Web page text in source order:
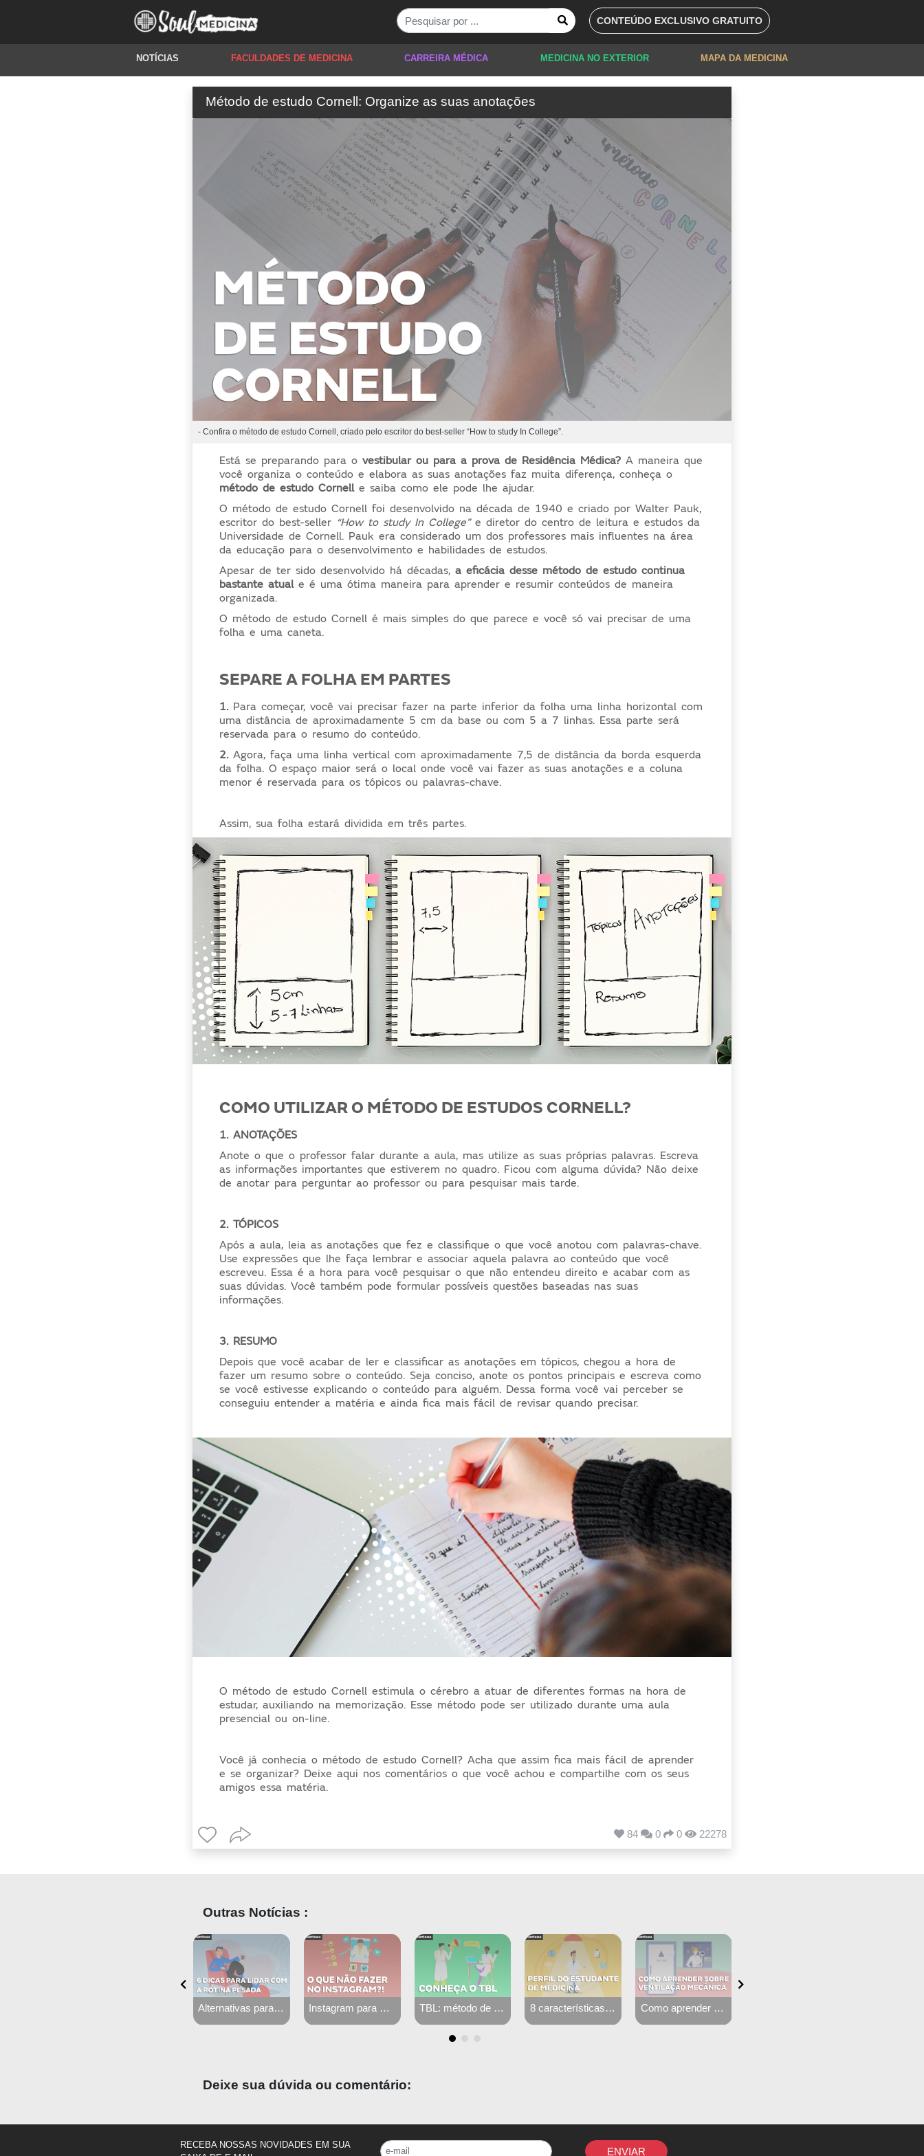
CONTEÚDO EXCLUSIVO GRATUITO
NOTÍCIAS FACULDADES DE MEDICINA CARREIRA MÉDICA MEDICINA NO EXTERIOR MAPA DA MEDICINA
Método de estudo Cornell: Organize as suas anotações
- Confira o método de estudo Cornell, criado pelo escritor do best-seller “How to study In College”.
Está se preparando para ovestibular ou para a prova de Residência Médica? A maneira que
você organiza o conteúdo e elabora as suas anotações faz muita diferença, conheça o
método de estudo Cornelle saiba como ele pode lhe ajudar.
O método de estudo Cornell foi desenvolvido na década de 1940 e criado por Walter Pauk,
escritor do best-seller “How to study In College”e diretor do centro de leitura e estudos da
Universidade de Cornell. Pauk era considerado um dos professores mais influentes na área
da educação para o desenvolvimento e habilidades de estudos.
Apesar de ter sido desenvolvido há décadas,a eficácia desse método de estudo continua
bastante atuale é uma ótima maneira para aprender e resumir conteúdos de maneira
organizada.
O método de estudo Cornell é mais simples do que parece e você só vai precisar de uma
folha e uma caneta.
SEPARE A FOLHA EM PARTES
1.Para começar, você vai precisar fazer na parte inferior da folha uma linha horizontal com
uma distância de aproximadamente 5 cm da base ou com 5 a 7 linhas. Essa parte será
reservada para o resumo do conteúdo.
2.Agora, faça uma linha vertical com aproximadamente 7,5 de distância da borda esquerda
da folha. O espaço maior será o local onde você vai fazer as suas anotações e a coluna
menor é reservada para os tópicos ou palavras-chave.
Assim, sua folha estará dividida em três partes.
COMO UTILIZAR O MÉTODO DE ESTUDOS CORNELL?
1. ANOTAÇÕES
Anote o que o professor falar durante a aula, mas utilize as suas próprias palavras. Escreva
as informações importantes que estiverem no quadro. Ficou com alguma dúvida? Não deixe
de anotar para perguntar ao professor ou para pesquisar mais tarde.
2. TÓPICOS
Após a aula, leia as anotações que fez e classifique o que você anotou com palavras-chave.
Use expressões que lhe faça lembrar e associar aquela palavra ao conteúdo que você
escreveu. Essa é a hora para você pesquisar o que não entendeu direito e acabar com as
suas dúvidas. Você também pode formular possíveis questões baseadas nas suas
informações.
3. RESUMO
Depois que você acabar de ler e classificar as anotações em tópicos, chegou a hora de
fazer um resumo sobre o conteúdo. Seja conciso, anote os pontos principais e escreva como
se você estivesse explicando o conteúdo para alguém. Dessa forma você vai perceber se
conseguiu entender a matéria e ainda fica mais fácil de revisar quando precisar.
O método de estudo Cornell estimula o cérebro a atuar de diferentes formas na hora de
estudar, auxiliando na memorização. Esse método pode ser utilizado durante uma aula
presencial ou on-line.
Você já conhecia o método de estudo Cornell? Acha que assim fica mais fácil de aprender
e se organizar? Deixe aqui nos comentários o que você achou e compartilhe com os seus
amigos essa matéria.
84 0 0 22278
Outras Notícias :
Instagram para médicos: 6 erros que você não deve cometer TBL: método de aprendizagem ativa 8 características que não podem faltar em um estudante de medicina Como aprender sobre ventilação mecânica - Ventilamed e CPVent Simulados Medgrupo: Resultados por especialidade
Deixe sua dúvida ou comentário:
RECEBA NOSSAS NOVIDADES EM SUA
ENVIAR